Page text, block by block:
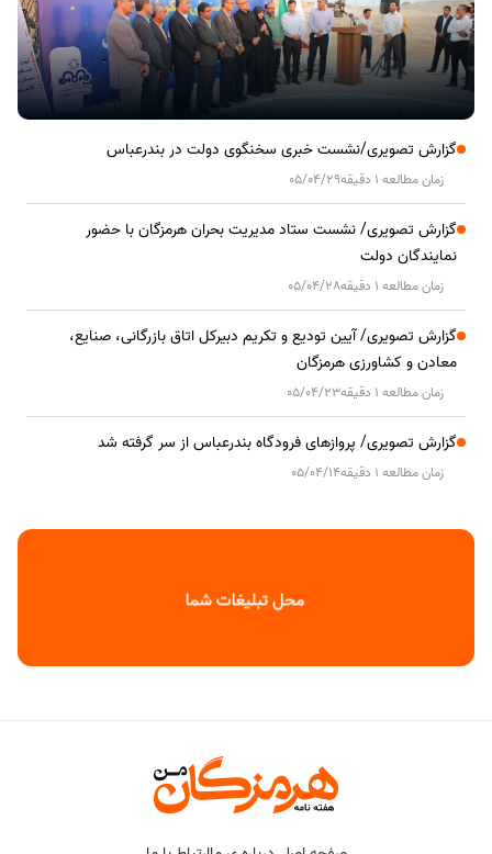
گزارش تصویری/نشست خبری سخنگوی دولت در بندرعباس
زمان مطالعه 1 دقیقه 05/04/29
گزارش تصویری/ نشست ستاد مدیریت بحران هرمزگان با حضور
نمایندگان دولت
زمان مطالعه 1 دقیقه 05/04/28
گزارش تصویری/ آیین تودیع و تکریم دبیرکل اتاق بازرگانی، صنایع،
معادن و کشاورزی هرمزگان
زمان مطالعه 1 دقیقه 05/04/23
گزارش تصویری/ پروازهای فرودگاه بندرعباس از سر گرفته شد
زمان مطالعه 1 دقیقه 05/04/14